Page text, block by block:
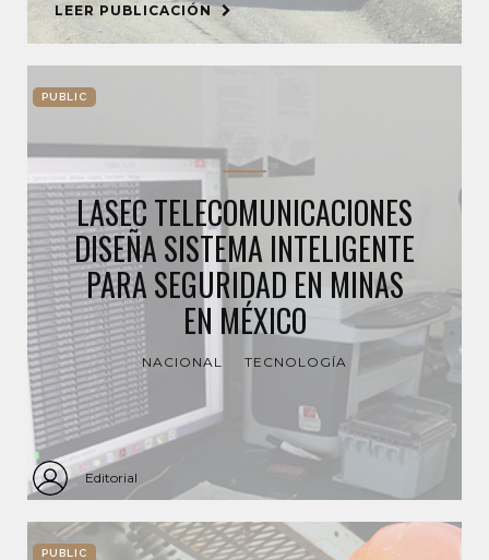
LEER PUBLICACIÓN
PUBLIC
LASEC TELECOMUNICACIONES
DISEÑA SISTEMA INTELIGENTE
PARA SEGURIDAD EN MINAS
EN MÉXICO
NACIONAL TECNOLOGÍA
Editorial
PUBLIC